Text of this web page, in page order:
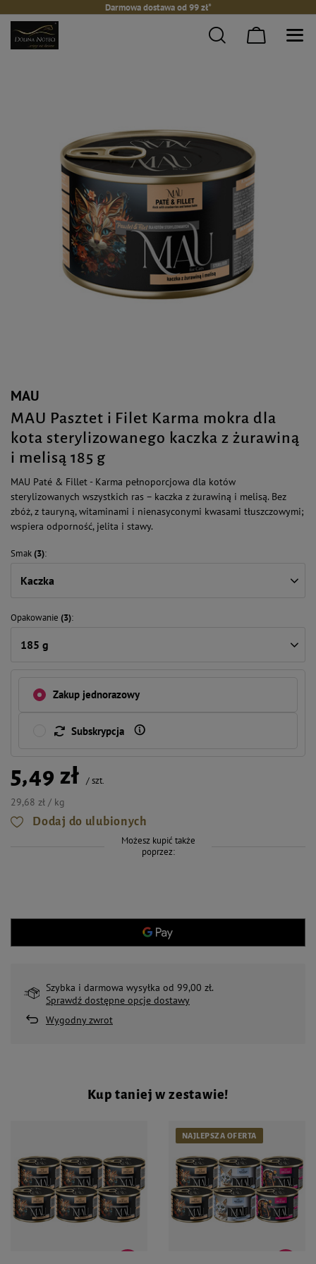
Darmowa dostawa od 99 zł*
MAU
MAU Pasztet i Filet Karma mokra dla
kota sterylizowanego kaczka z żurawiną
i melisą 185 g
MAU Paté & Fillet - Karma pełnoporcjowa dla kotów
sterylizowanych wszystkich ras – kaczka z żurawiną i melisą. Bez
zbóż, z tauryną, witaminami i nienasyconymi kwasami tłuszczowymi;
wspiera odporność, jelita i stawy.
Smak(3)
Kaczka
Opakowanie (3)
185 g
Zakup jednorazowy
Subskrypcja
5,49 zł /szt.
29,68 zł / kg
Dodaj do ulubionych
Możesz kupić także
poprzez:
Szybka i darmowa wysyłka od 99,00 zł.
Sprawdź dostępne opcje dostawy
Wygodny zwrot
Kup taniej w zestawie!
NAJLEPSZA OFERTA